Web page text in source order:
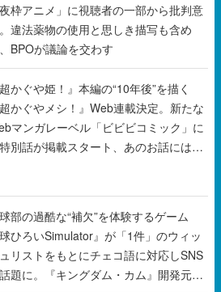
枠アニメ」に視聴者の一部から批判意
違法薬物の使用と思しき描写も含め
BPOが議論を交わす
超かぐや姫！』本編の“10年後”を描く
超かぐやメシ！』Web連載決定。新たな
マンガレーベル「ビビビコミック」に
別話が掲載スタート、あのお話には…
部の過酷な“補欠”を体験するゲーム
球ひろいSimulator』が「1件」のウィッ
リストをもとにチェコ語に対応しSNS
題に。『キングダム・カム』開発元や